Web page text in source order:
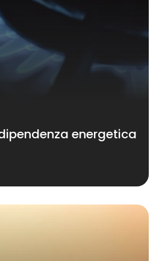
energetica